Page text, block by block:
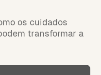
os cuidados
transformar a